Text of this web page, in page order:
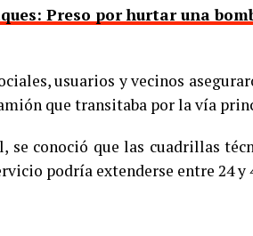
Preso por hurtar una
usuarios y vecinos
que transitaba por la vía
se conoció que las cuadrillas
podría extenderse entre 24 y